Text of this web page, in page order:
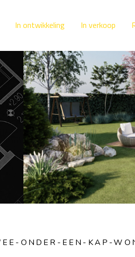
In ontwikkeling In verkoop
ONDER-EEN-KAP-